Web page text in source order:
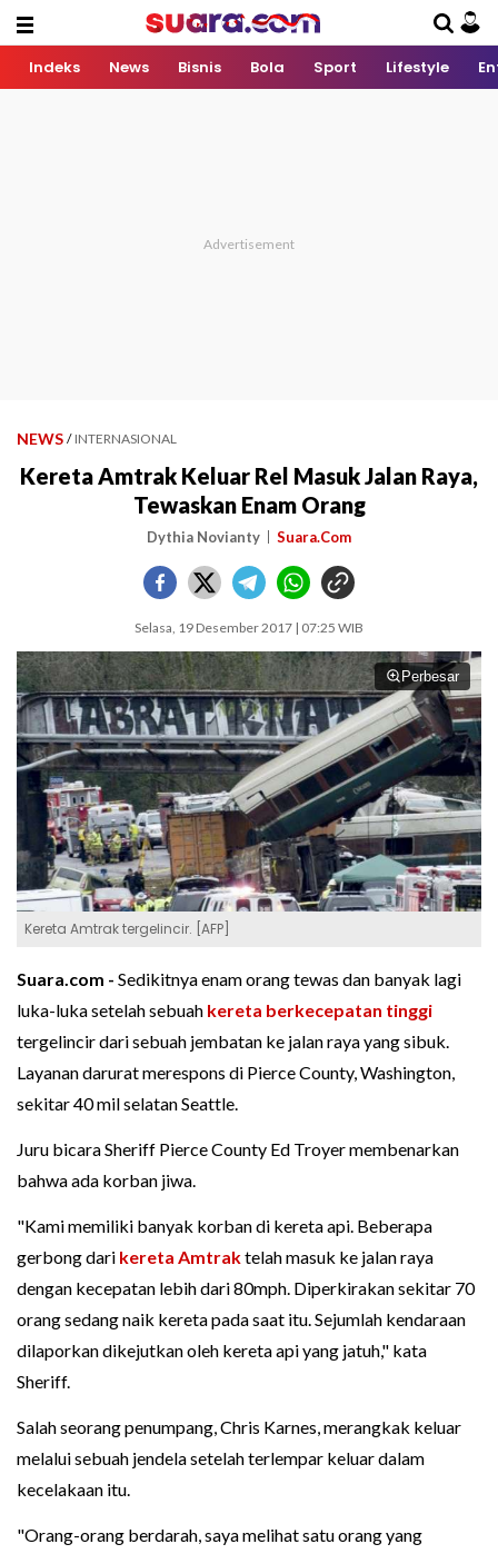
Indeks News Bisnis Bola Sport Lifestyle
NEWS / INTERNASIONAL
Kereta Amtrak Keluar Rel Masuk Jalan Raya,
Tewaskan Enam Orang
Dythia Novianty Suara.Com
Selasa, 19 Desember 2017 | 07:25 WIB
Perbesar
Kereta Amtrak tergelincir. [AFP]
Suara.com - Sedikitnya enam orang tewas dan banyak lagi
luka-luka setelah sebuah kereta berkecepatan tinggi
tergelincir dari sebuah jembatan ke jalan raya yang sibuk.
Layanan darurat merespons di Pierce County, Washington,
sekitar 40 mil selatan Seattle.
Juru bicara Sheriff Pierce County Ed Troyer membenarkan
bahwa ada korban jiwa.
"Kami memiliki banyak korban di kereta api. Beberapa
gerbong dari kereta Amtraktelah masuk ke jalan raya
dengan kecepatan lebih dari 80mph. Diperkirakan sekitar 70
orang sedang naik kereta pada saat itu. Sejumlah kendaraan
dilaporkan dikejutkan oleh kereta api yang jatuh," kata
Sheriff.
Salah seorang penumpang, Chris Karnes, merangkak keluar
melalui sebuah jendela setelah terlempar keluar dalam
kecelakaan itu.
"Orang-orang berdarah, saya melihat satu orang yang